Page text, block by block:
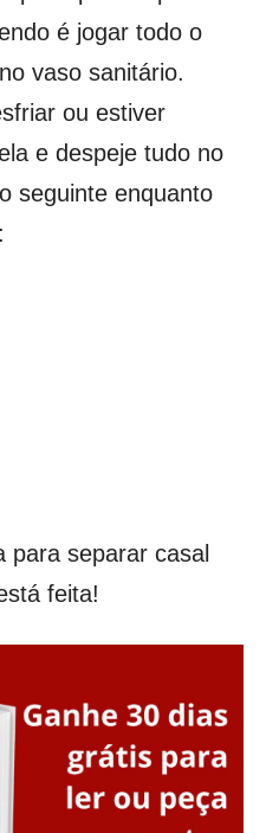
é jogar todo o
vaso sanitário.
ou estiver
e despeje tudo no
seguinte enquanto
para separar casal
feita!